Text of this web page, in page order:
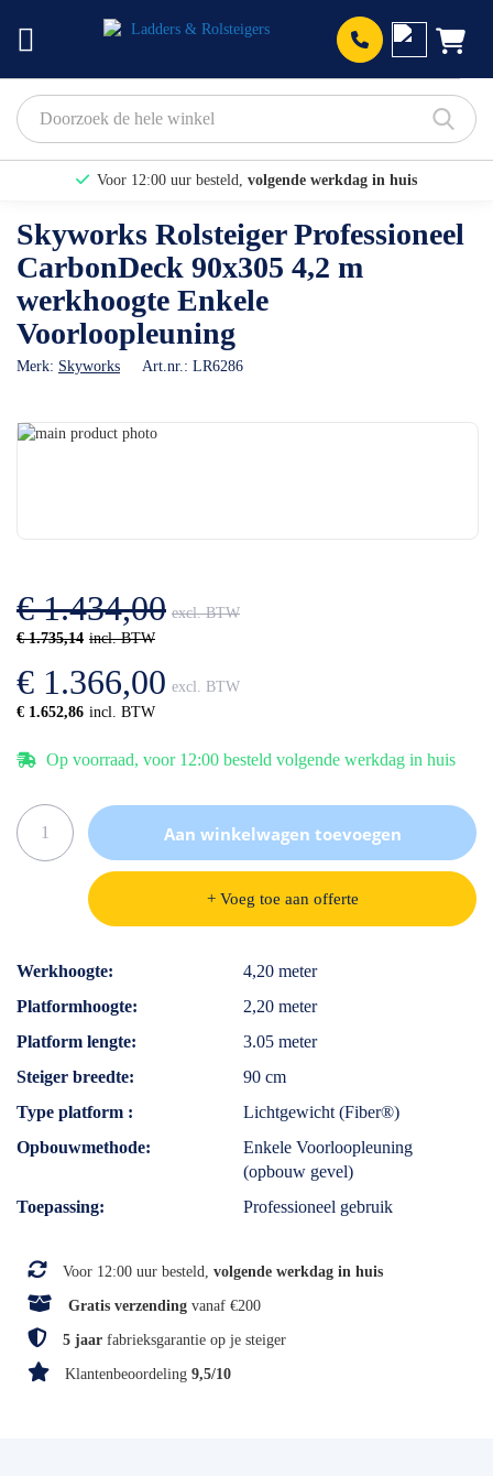
Voor 12:00 uur besteld, volgende werkdag in huis
Bekijk hier onze Actiepagina
Binnen 1 dag een gratis offerte
Skyworks Rolsteiger Professioneel
CarbonDeck 90x305 4,2 m
werkhoogte Enkele
Voorloopleuning
Merk: Skyworks Art.nr.: LR6286
Ga
gallerij
€ 1.735,14
€ 1.434,00
€ 1.652,86
€ 1.366,00
Op voorraad, voor 12:00 besteld volgende werkdag in huis
Aan winkelwagen toevoegen
+ Voeg toe aan offerte
Specificaties
Werkhoogte
4,20 meter
Platformhoogte
2,20 meter
Platform lengte
3.05 meter
Steiger breedte
90 cm
Type platform
Lichtgewicht (Fiber®)
Opbouwmethode
Enkele Voorloopleuning
(opbouw gevel)
Toepassing
Professioneel gebruik
Voor 12:00 uur besteld, volgende werkdag in huis
Gratis verzending vanaf €200
5 jaar fabrieksgarantie op je steiger
Klantenbeoordeling 9,5/10